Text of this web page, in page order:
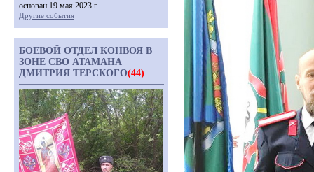
основан 19 мая 2023 г.
Другие события
БОЕВОЙ ОТДЕЛ КОНВОЯ В
ЗОНЕ СВО АТАМАНА
ДМИТРИЯ ТЕРСКОГО(44)